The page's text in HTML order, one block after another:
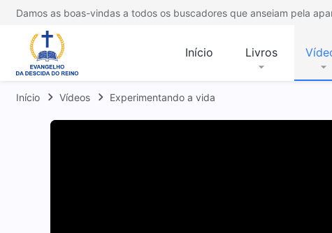
Damos as boas-vindas a todos os buscadores que anseiam pela
Início Livros
Início Vídeos Experimentando a vida